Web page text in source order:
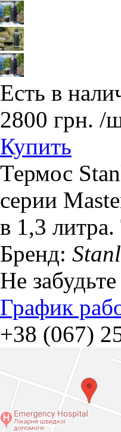
Есть в
2800 грн. /
Купить
Термос
серии
в 1,3 литра.
Бренд:
Не
График
+38 (067)